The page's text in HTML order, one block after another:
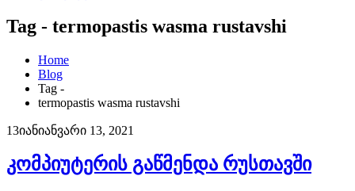
Tag - termopastis wasma rustavshi
Home
Blog
Tag -
termopastis wasma rustavshi
13იანიანვარი 13, 2021
კომპიუტერის გაწმენდა რუსთავში